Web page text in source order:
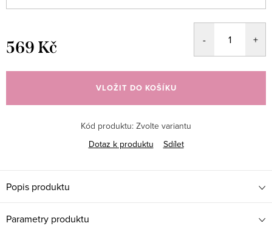
569 Kč
cena:
VLOŽIT DO KOŠÍKU
Kód produktu: Zvolte variantu
Dotaz k produktu
Sdílet
Popis produktu
Parametry produktu